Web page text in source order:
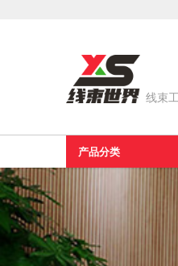
线束
产品分类
当前位置： 线